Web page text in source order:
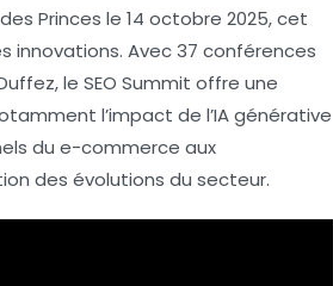
Princes le 14 octobre 2025, cet
innovations. Avec37 conférences
, le SEO Summit offre une
l’impact de l’IA générative
du e-commerce aux
des évolutions du secteur.